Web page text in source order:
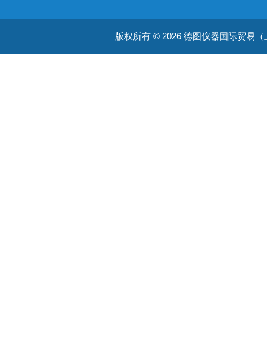
版权所有 © 2026 德图仪器国际贸易